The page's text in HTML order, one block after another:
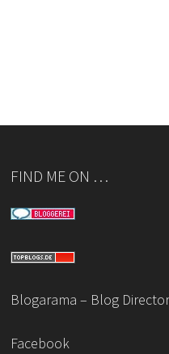
FIND ME ON …
Blogarama – Blog
Facebook